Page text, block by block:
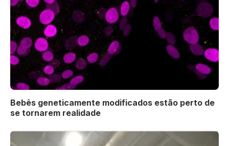
Bebês geneticamente modificados estão perto de
se tornarem realidade